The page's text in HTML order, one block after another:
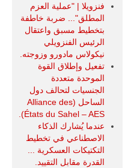
فنزويلا | "عملية العزم
المطلق"... ضربة خاطفة
بتخطيط مسبق واعتقال
الرئيس الفنزويلي
نيكولاس مادورو وزوجته.
تفعيل وإطلاق القوة
الموحدة متعددة
الجنسيات لتحالف دول
الساحل (Alliance des
États du Sahel – AES).
عندما يُشارك الذكاء
الاصطناعي في تخطيط
التكتيكات العسكرية ...
القدرة مقابل التقييد.